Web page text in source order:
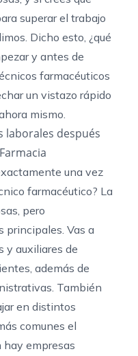
superar el trabajo
Dicho esto, ¿qué
y antes de
farmacéuticos
un vistazo rápido
mismo.
laborales después
una vez
farmacéutico? La
pero
principales. Vas a
y auxiliares de
además de
También
en distintos
comunes el
hay empresas